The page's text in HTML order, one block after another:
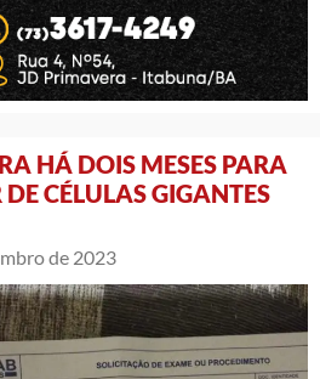
HÁ DOIS MESES PARA
CÉLULAS GIGANTES
de 2023